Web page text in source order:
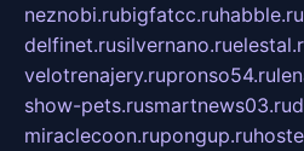
neznobi.rubigfatcc.ruhabble.ru
delfinet.rusilvernano.ru
velotrenajery.rupronso54.ru
show-pets.rusmartnews03.ru
miraclecoon.rupongup.ru